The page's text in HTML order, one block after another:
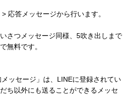
応答メッセージから行います。
さつメッセージ同様、5吹き出しまで
無料です。
ッセージ」は、LINEに登録されてい
ち以外にも送ることができるメッセ